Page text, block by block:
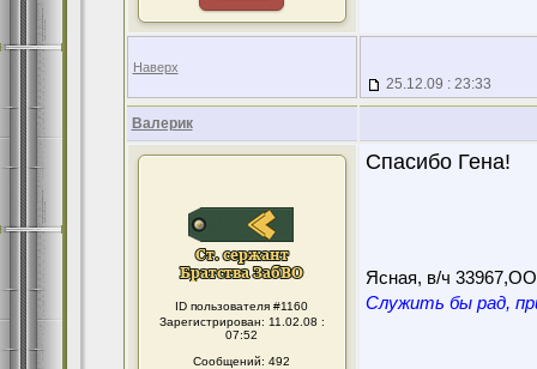
Наверх
25.12.09 : 23:33
Валерик
ID пользователя #1160
Зарегистрирован: 11.02.08 :
07:52
Сообщений: 492
Спасибо Гена!
Ясная, в/ч
Служить бы рад,